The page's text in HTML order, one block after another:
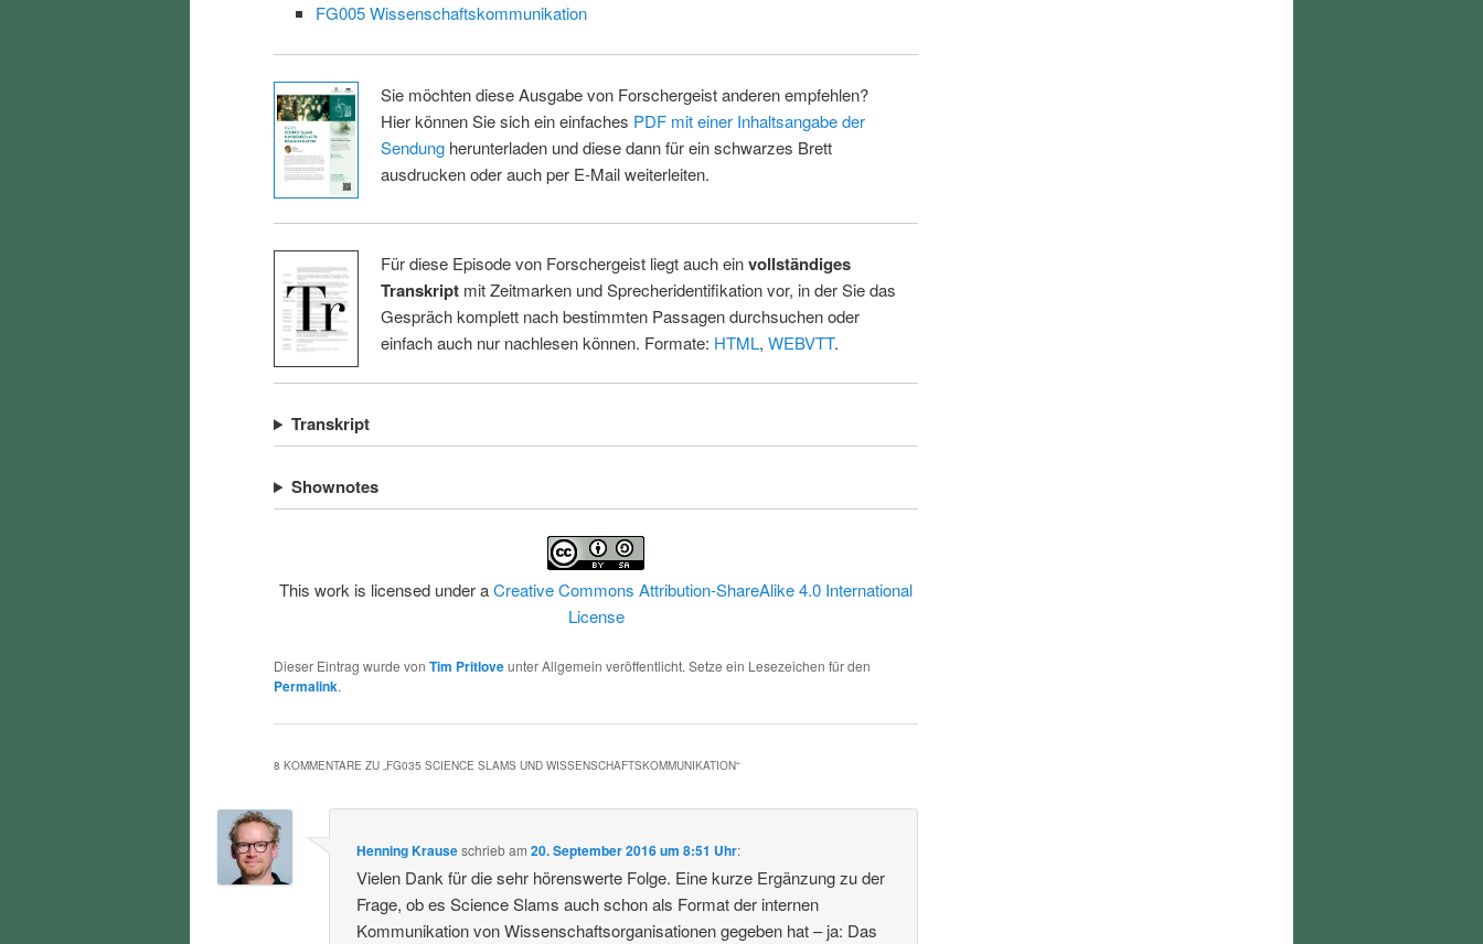
FG005 Wissenschaftskommunikation
Sie möchten diese Ausgabe von Forschergeist anderen empfehlen?
Hier können Sie sich ein einfaches PDF mit einer Inhaltsangabe der
Sendungherunterladen und diese dann für ein schwarzes Brett
ausdrucken oder auch per E-Mail weiterleiten.
Für diese Episode von Forschergeist liegt auch einvollständiges
Transkriptmit Zeitmarken und Sprecheridentifikation vor, in der Sie das
Gespräch komplett nach bestimmten Passagen durchsuchen oder
einfach auch nur nachlesen können. Formate: HTML, WEBVTT.
Transkript
Shownotes
This work is licensed under aCreative Commons Attribution-ShareAlike 4.0 International
License
Dieser Eintrag wurde von Tim Pritloveunter Allgemein veröffentlicht. Setze ein Lesezeichen für den
Permalink.
8 KOMMENTARE ZU „FG035 SCIENCE SLAMS UND WISSENSCHAFTSKOMMUNIKATION“
Henning Krauseschriebam20. September 2016 um 8:51 Uhr:
Vielen Dank für die sehr hörenswerte Folge. Eine kurze Ergänzung zu der
Frage, ob es Science Slams auch schon als Format der internen
Kommunikation von Wissenschaftsorganisationen gegeben hat – ja: Das